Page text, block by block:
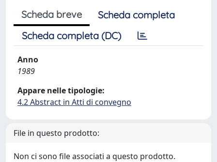
Scheda breve
Scheda completa
Scheda completa (DC)
Anno
1989
Appare nelle tipologie:
4.2 Abstract in Atti di convegno
File in questo prodotto:
Non ci sono file associati a questo prodotto.